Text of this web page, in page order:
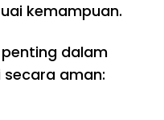
kemampuan.
dalam
aman: